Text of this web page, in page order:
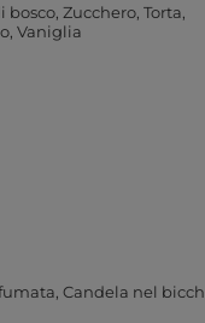
bosco Zucchero Torta
Vaniglia
Candela nel